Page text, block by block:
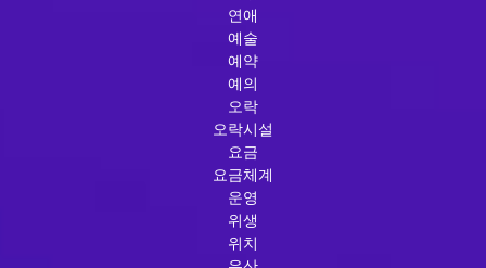
연애
예술
예약
예의
오락
오락시설
요금
요금체계
운영
위생
위치